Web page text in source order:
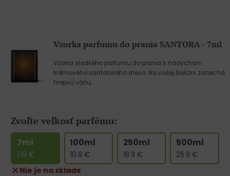
Vzorka parfumu do prania SANTORA - 7ml
Vzorka sladkého parfumu do prania s nádychom
krémového santalového dreva. Na vašej bielizni zanechá
hrejivú vôňu.
Zvoľte veľkosť parfému:
7ml
1.19 €
100ml
10.9 €
250ml
18.9 €
500ml
26.9 €
Nie je na sklade